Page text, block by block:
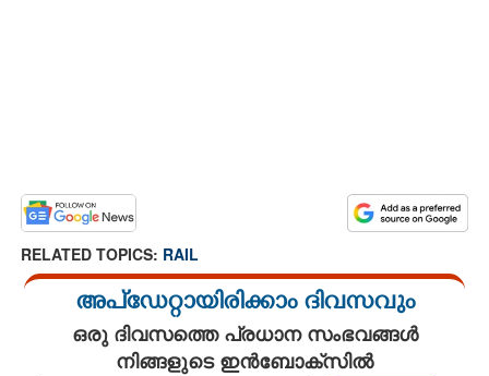
RELATED TOPICS: RAIL
അപ്ഡേറ്റായിരിക്കാം ദിവസവും
ഒരു ദിവസത്തെ പ്രധാന സംഭവങ്ങൾ
നിങ്ങളുടെ ഇൻബോക്സിൽ